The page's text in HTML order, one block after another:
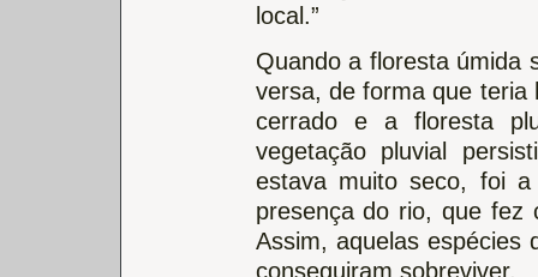
local.”
Quando a floresta úmida
versa, de forma que teria
cerrado e a floresta
vegetação pluvial
estava muito seco, foi
presença do rio, que fez
Assim, aquelas espécies
conseguiram sobreviver.